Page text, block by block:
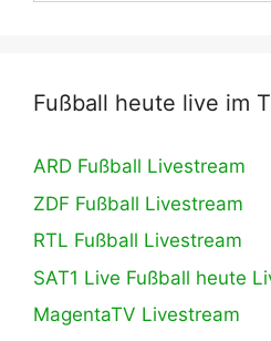
Fußball heute live im
ARD Fußball Livestream
ZDF Fußball Livestream
RTL Fußball Livestream
SAT1 Live Fußball heute
MagentaTV Livestream